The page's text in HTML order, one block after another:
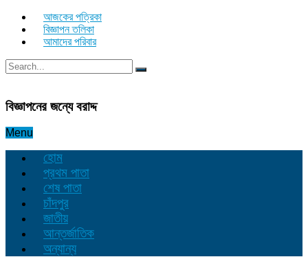
আজকের পত্রিকা
বিজ্ঞাপন তলিকা
আমাদের পরিবার
বিজ্ঞাপনের জন্যে বরাদ্দ
Menu
হোম
প্রথম পাতা
শেষ পাতা
চাঁদপুর
জাতীয়
আন্তর্জাতিক
অন্যান্য